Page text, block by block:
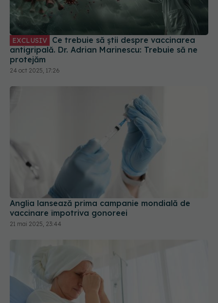
EXCLUSIV
antigripală. Dr. Adrian Marinescu: Trebuie să ne
protejăm
24 oct 2025, 17:26
Anglia lansează prima campanie mondială de
vaccinare împotriva gonoreei
21 mai 2025, 23:44